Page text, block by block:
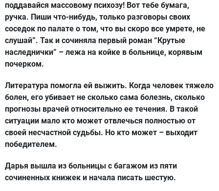
поддавайся массовому психозу! Вот тебе бумага,
ручка. Пиши что-нибудь, только разговоры своих
соседок по палате о том, что вы скоро все умрете, не
слушай”. Так и сочиняла первый роман “Крутые
наследнички” – лежа на койке в больнице, корявым
почерком.
Литература помогла ей выжить. Когда человек тяжело
болен, его убивает не сколько сама болезнь, сколько
прогнозы врачей относительно ее течения. В такой
ситуации мало кто может отвлечься полностью от
своей несчастной судьбы. Но кто может – выходит
победителем.
Дарья вышла из больницы с багажом из пяти
сочиненных книжек и начала писать шестую.